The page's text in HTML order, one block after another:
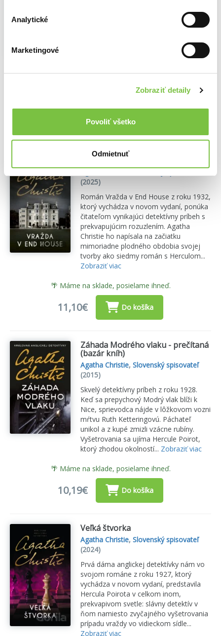
Analytické
Marketingové
Zobraziť detaily
Povoliť všetko
Odmietnuť
Vynikajúci detektívny román Agathy
Christie vychádza prvý raz v slovenskom
výročie jeho vzniku. Keď sa slávny
detektív Hercule Poirot dostaví do
výstredná lady Angkatellová...Zobraziť
Do košíka
(2025)
Román Vražda v End House z roku 1932,
ktorý vychádza v novom vydaní, ponúka
čitateľom vynikajúci detektívny príbeh s
prekvapujúcim rozuzlením. Agatha
Christie ho napísala na začiatku
mimoriadne plodného obdobia svojej
tvorby ako siedmy román s Herculom...
Zobraziť viac
🌴 Máme na sklade, posielame ihneď.
11,10€ Do košíka
Záhada Modrého vlaku - prečítaná
(bazár kníh)
Agatha Christie, Slovenský spisovateľ
(2015)
Skvelý detektívny príbeh z roku 1928.
Keď sa prepychový Modrý vlak blíži k
Nice, sprievodca nájde v lôžkovom vozni
mŕtvu Ruth Ketteringovú. Páchateľ
unikol a z kupé zmizli vzácne rubíny.
Vyšetrovania sa ujíma Hercule Poirot,
ktorý zhodou okolností... Zobraziť viac
🌴 Máme na sklade, posielame ihneď.
10,19€ Do košíka
Veľká štvorka
Agatha Christie, Slovenský spisovateľ
(2024)
Prvá dáma anglickej detektívky nám vo
svojom románe z roku 1927, ktorý
vychádza v novom vydaní, predstavila
Hercula Poirota v celkom inom,
prekvapivom svetle: slávny detektív v
ňom namiesto zvyčajného vyšetrovania
prípadu vraždy vo vidieckom sídle...
Zobraziť viac